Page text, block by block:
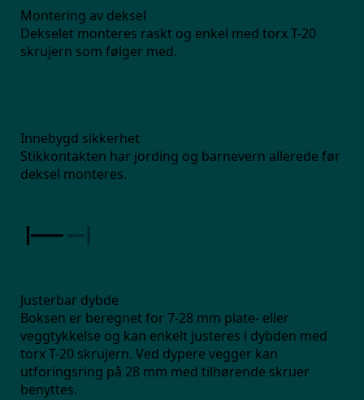
Montering av deksel
Dekselet monteres raskt og enkel med torx T-20
skrujern som følger med.
Innebygd sikkerhet
Stikkontakten har jording og barnevern allerede før
deksel monteres.
Justerbar dybde
Boksen er beregnet for 7-28 mm plate- eller
veggtykkelse og kan enkelt justeres i dybden med
torx T-20 skrujern. Ved dypere vegger kan
utforingsring på 28 mm med tilhørende skruer
benyttes.